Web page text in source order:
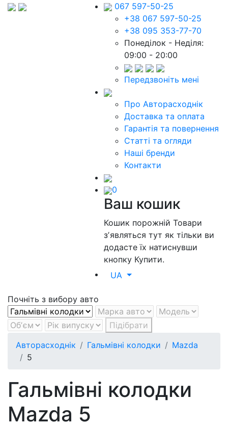
067 597-50-25
+38 067 597-50-25
+38 095 353-77-70
Понеділок - Неділя:
09:00 - 20:00
Передзвоніть мені
Про Авторасходнік
Доставка та оплата
Гарантія та повернення
Статті та огляди
Наші бренди
Контакти
0
Ваш кошик
Кошик порожнійТовари
зʼявляться тут як тільки ви
додасте їх натиснувши
кнопку Купити.
UA
Почніть з вибору авто
Підібрати
Авторасходнік
Гальмівні колодки
Mazda
5
Гальмівні колодки
Mazda 5